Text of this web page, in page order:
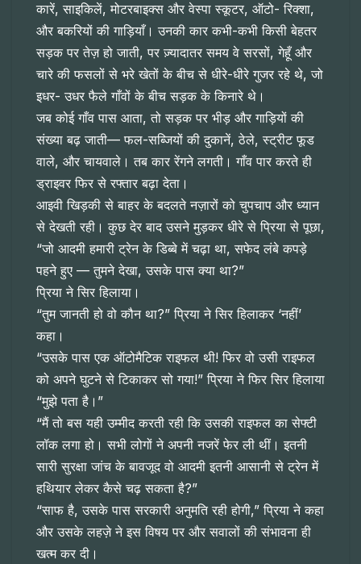
कारें, साइकिलें, मोटरबाइक्स और वेस्पा स्कूटर, ऑटो- रिक्शा,
और बकरियों की गाड़ियाँ। उनकी कार कभी-कभी किसी बेहतर
सड़क पर तेज़ हो जाती, पर ज़्यादातर समय वे सरसों, गेहूँ और
चारे की फसलों से भरे खेतों के बीच से धीरे-धीरे गुजर रहे थे, जो
इधर- उधर फैले गाँवों के बीच सड़क के किनारे थे।
जब कोई गाँव पास आता, तो सड़क पर भीड़ और गाड़ियों की
संख्या बढ़ जाती— फल-सब्जियों की दुकानें, ठेले, स्ट्रीट फूड
वाले, और चायवाले। तब कार रेंगने लगती। गाँव पार करते ही
ड्राइवर फिर से रफ्तार बढ़ा देता।
आइवी खिड़की से बाहर के बदलते नज़ारों को चुपचाप और ध्यान
से देखती रही। कुछ देर बाद उसने मुड़कर धीरे से प्रिया से पूछा,
“जो आदमी हमारी ट्रेन के डिब्बे में चढ़ा था, सफेद लंबे कपड़े
पहने हुए — तुमने देखा, उसके पास क्या था?”
प्रिया ने सिर हिलाया।
“तुम जानती हो वो कौन था?” प्रिया ने सिर हिलाकर ‘नहीं’
कहा।
“उसके पास एक ऑटोमैटिक राइफल थी! फिर वो उसी राइफल
को अपने घुटने से टिकाकर सो गया!” प्रिया ने फिर सिर हिलाया
“मुझे पता है।”
“मैं तो बस यही उम्मीद करती रही कि उसकी राइफल का सेफ्टी
लॉक लगा हो। सभी लोगों ने अपनी नजरें फेर ली थीं। इतनी
सारी सुरक्षा जांच के बावजूद वो आदमी इतनी आसानी से ट्रेन में
हथियार लेकर कैसे चढ़ सकता है?”
“साफ है, उसके पास सरकारी अनुमति रही होगी,” प्रिया ने कहा
और उसके लहज़े ने इस विषय पर और सवालों की संभावना ही
खत्म कर दी।